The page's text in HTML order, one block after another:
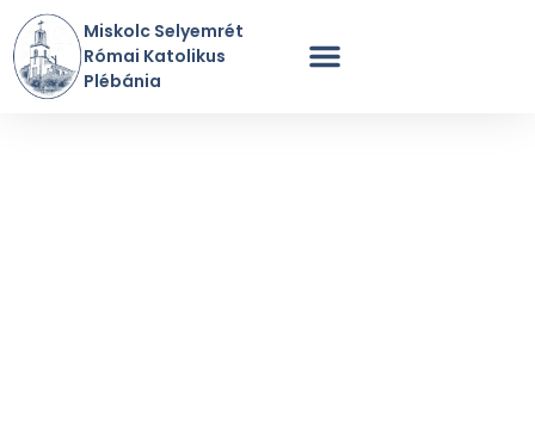
Miskolc Selyemrét
Római Katolikus
Plébánia